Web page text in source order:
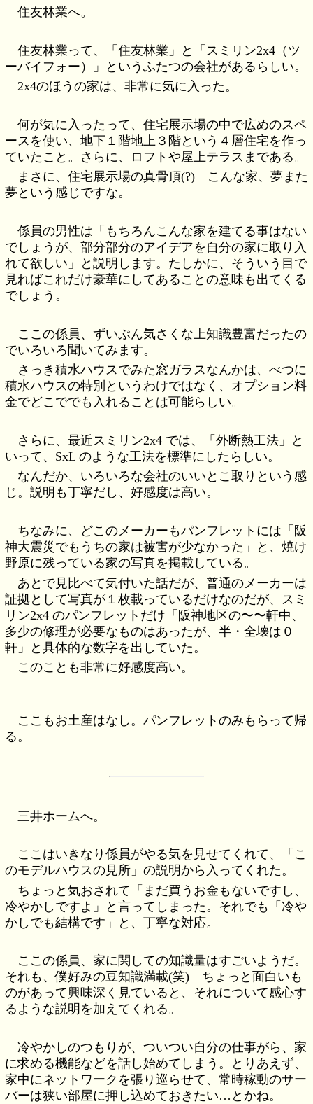
住友林業へ。
住友林業って、「住友林業」と「スミリン2x4（ツ
ーバイフォー）」というふたつの会社があるらしい。
2x4のほうの家は、非常に気に入った。
何が気に入ったって、住宅展示場の中で広めのスペ
ースを使い、地下１階地上３階という４層住宅を作っ
ていたこと。さらに、ロフトや屋上テラスまである。
まさに、住宅展示場の真骨頂(?) こんな家、夢また
夢という感じですな。
係員の男性は「もちろんこんな家を建てる事はない
でしょうが、部分部分のアイデアを自分の家に取り入
れて欲しい」と説明します。たしかに、そういう目で
見ればこれだけ豪華にしてあることの意味も出てくる
でしょう。
ここの係員、ずいぶん気さくな上知識豊富だったの
でいろいろ聞いてみます。
さっき積水ハウスでみた窓ガラスなんかは、べつに
積水ハウスの特別というわけではなく、オプション料
金でどこででも入れることは可能らしい。
さらに、最近スミリン2x4 では、「外断熱工法」と
いって、SxL のような工法を標準にしたらしい。
なんだか、いろいろな会社のいいとこ取りという感
じ。説明も丁寧だし、好感度は高い。
ちなみに、どこのメーカーもパンフレットには「阪
神大震災でもうちの家は被害が少なかった」と、焼け
野原に残っている家の写真を掲載している。
あとで見比べて気付いた話だが、普通のメーカーは
証拠として写真が１枚載っているだけなのだが、スミ
リン2x4 のパンフレットだけ「阪神地区の〜〜軒中、
多少の修理が必要なものはあったが、半・全壊は０
軒」と具体的な数字を出していた。
このことも非常に好感度高い。
ここもお土産はなし。パンフレットのみもらって帰
る。
三井ホームへ。
ここはいきなり係員がやる気を見せてくれて、「こ
のモデルハウスの見所」の説明から入ってくれた。
ちょっと気おされて「まだ買うお金もないですし、
冷やかしですよ」と言ってしまった。それでも「冷や
かしでも結構です」と、丁寧な対応。
ここの係員、家に関しての知識量はすごいようだ。
それも、僕好みの豆知識満載(笑) ちょっと面白いも
のがあって興味深く見ていると、それについて感心す
るような説明を加えてくれる。
冷やかしのつもりが、ついつい自分の仕事がら、家
に求める機能などを話し始めてしまう。とりあえず、
家中にネットワークを張り巡らせて、常時稼動のサー
バーは狭い部屋に押し込めておきたい…とかね。